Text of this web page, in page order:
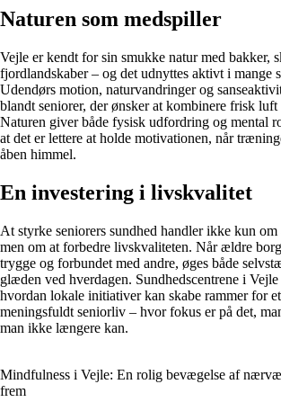
Naturen som medspiller
Vejle er kendt for sin smukke natur med bakker,
fjordlandskaber – og det udnyttes aktivt i mange
Udendørs motion, naturvandringer og
blandt seniorer, der ønsker at kombinere frisk
Naturen giver både fysisk udfordring og mental
at det er lettere at holde motivationen, når
åben himmel.
En investering i livskvalitet
At styrke seniorers sundhed handler ikke kun
men om at forbedre livskvaliteten. Når ældre
trygge og forbundet med andre, øges både
glæden ved hverdagen. Sundhedscentrene i Vejle
hvordan lokale initiativer kan skabe rammer for
meningsfuldt seniorliv – hvor fokus er på det,
man ikke længere kan.
Mindfulness i Vejle: En rolig bevægelse af
frem